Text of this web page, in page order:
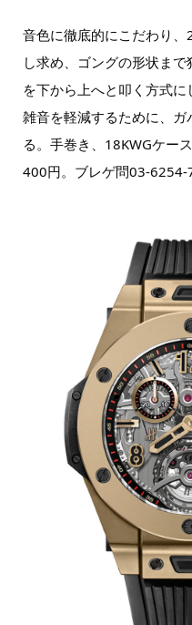
音色に徹底的にこだわり
し求め、ゴングの形状ま
を下から上へと叩く方式に
雑音を軽減するために、
る。手巻き、18KWGケー
400円。ブレゲ問03-6254-